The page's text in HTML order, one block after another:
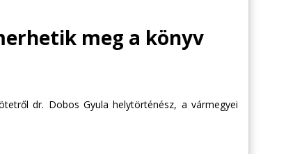
meg a könyv
dr. Dobos Gyula helytörténész, a vármegyei